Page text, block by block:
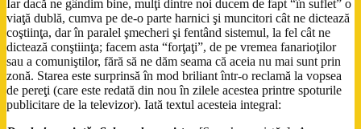
Iar dacă ne gândim bine, mulţi dintre noi ducem de fapt “în suflet” o
viaţă dublă, cumva pe de-o parte harnici şi muncitori cât ne dictează
coştiinţa, dar în paralel şmecheri şi fentând sistemul, la fel cât ne
dictează conştiinţa; facem asta “forţaţi”, de pe vremea fanarioţilor
sau a comuniştilor, fără să ne dăm seama că aceia nu mai sunt prin
zonă. Starea este surprinsă în mod briliant într-o reclamă la vopsea
de pereţi (care este redată din nou în zilele acestea printre spoturile
publicitare de la televizor). Iată textul acesteia integral: